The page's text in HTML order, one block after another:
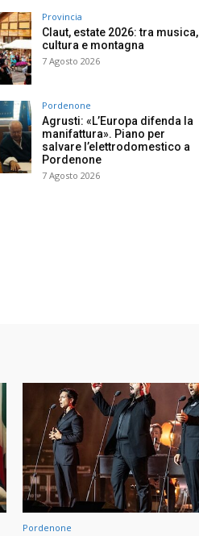
Provincia
Claut, estate 2026: tra musica,
cultura e montagna
7 Agosto 2026
Pordenone
Agrusti: «L’Europa difenda la
manifattura». Piano per
salvare l’elettrodomestico a
Pordenone
7 Agosto 2026
Pordenone